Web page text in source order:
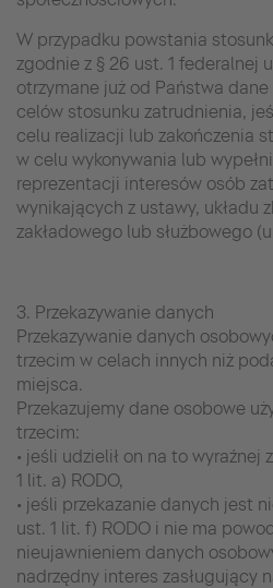
W przypadku powstania
zgodnie z § 26 ust. 1 federalnej
otrzymane już od Państwa
celów stosunku zatrudnienia,
celu realizacji lub zakończenia
w celu wykonywania lub
reprezentacji interesów osób
wynikających z ustawy, układu
zakładowego lub służbowego
3. Przekazywanie danych
Przekazywanie danych
trzecim w celach innych niż
miejsca.
Przekazujemy dane osobowe
trzecim:
• jeśli udzielił on na to wyraźnej
1 lit. a) RODO,
• jeśli przekazanie danych jest
ust. 1 lit. f) RODO i nie ma
nieujawnieniem danych
nadrzędny interes zasługujący